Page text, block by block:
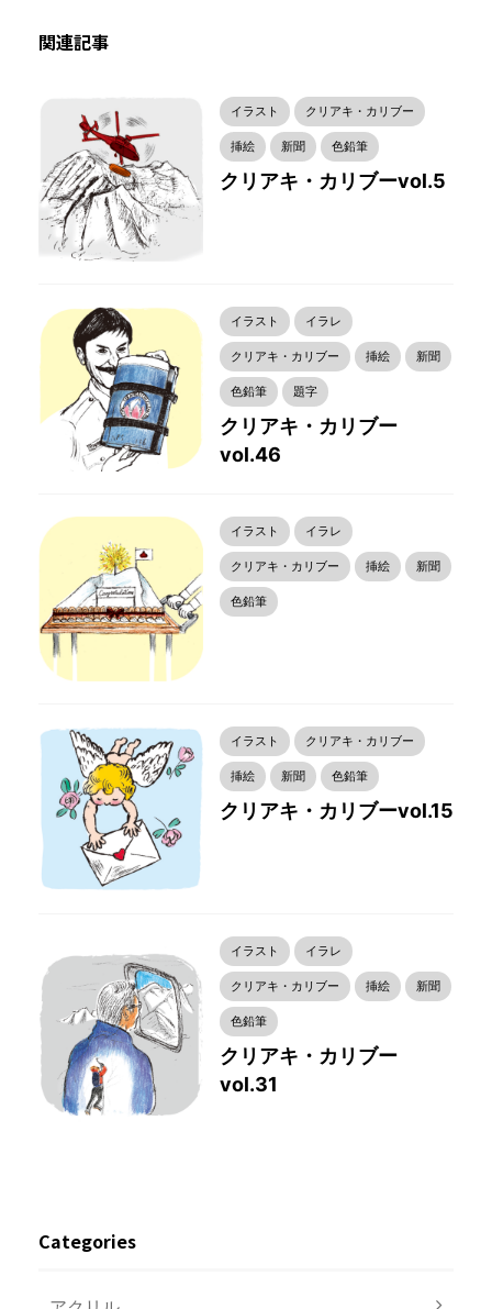
関連記事
イラスト クリアキ・カリブー
挿絵 新聞 色鉛筆
クリアキ・カリブーvol.5
イラスト イラレ
クリアキ・カリブー 挿絵 新聞
色鉛筆 題字
クリアキ・カリブー
vol.46
イラスト イラレ
クリアキ・カリブー 挿絵 新聞
色鉛筆
イラスト クリアキ・カリブー
挿絵 新聞 色鉛筆
クリアキ・カリブーvol.15
イラスト イラレ
クリアキ・カリブー 挿絵 新聞
色鉛筆
クリアキ・カリブー
vol.31
Categories